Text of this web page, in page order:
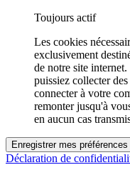
Toujours actif
Les cookies
exclusivement
de notre site
puissiez collecter
connecter à votre
remonter jusqu'à
en aucun cas
Enregistrer mes préférences
Déclaration de